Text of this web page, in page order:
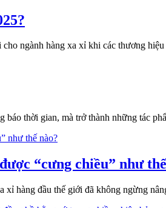
ngành hàng xa xỉ khi các thương
thời gian, mà trở thành những tác
“cưng chiều” như
hàng đầu thế giới đã không ngừng